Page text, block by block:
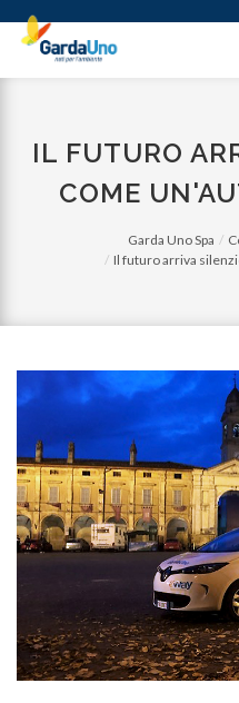
Gardauno
Spa
IL FUTURO
COME
Garda Uno Spa
Il futuro arriva